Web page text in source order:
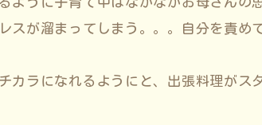
スが溜まってしまう。。。自分を責め
カラになれるようにと、出張料理がス